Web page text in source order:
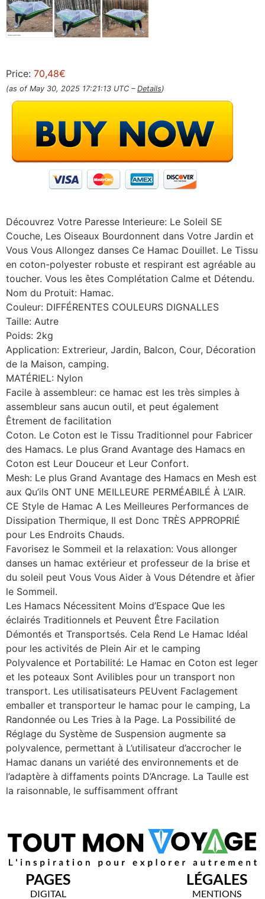
Price: 70,48€
(as of May 30, 2025 17:21:13 UTC – Details)
Découvrez Votre Paresse Interieure: Le Soleil SE
Couche, Les Oiseaux Bourdonnent dans Votre Jardin et
Vous Vous Allongez danses Ce Hamac Douillet. Le Tissu
en coton-polyester robuste et respirant est agréable au
toucher. Vous les êtes Complétation Calme et Détendu.
Nom du Protuit: Hamac.
Couleur: DIFFÉRENTES COULEURS DIGNALLES
Taille: Autre
Poids: 2kg
Application: Extrerieur, Jardin, Balcon, Cour, Décoration
de la Maison, camping.
MATÉRIEL: Nylon
Facile à assembleur: ce hamac est les très simples à
assembleur sans aucun outil, et peut également
Êtrement de facilitation
Coton. Le Coton est le Tissu Traditionnel pour Fabricer
des Hamacs. Le plus Grand Avantage des Hamacs en
Coton est Leur Douceur et Leur Confort.
Mesh: Le plus Grand Avantage des Hamacs en Mesh est
aux Qu’ils ONT UNE MEILLEURE PERMÉABILÉ À L’AIR.
CE Style de Hamac A Les Meilleures Performances de
Dissipation Thermique, Il est Donc TRÈS APPROPRIÉ
pour Les Endroits Chauds.
Favorisez le Sommeil et la relaxation: Vous allonger
danses un hamac extérieur et professeur de la brise et
du soleil peut Vous Vous Aider à Vous Détendre et àfier
le Sommeil.
Les Hamacs Nécessitent Moins d’Espace Que les
éclairés Traditionnels et Peuvent Être Facilation
Démontés et Transportsés. Cela Rend Le Hamac Idéal
pour les activités de Plein Air et le camping
Polyvalence et Portabilité: Le Hamac en Coton est leger
et les poteaux Sont Avilibles pour un transport non
transport. Les utilisatisateurs PEUvent Faclagement
emballer et transporteur le hamac pour le camping, La
Randonnée ou Les Tries à la Page. La Possibilité de
Réglage du Système de Suspension augmente sa
polyvalence, permettant à L’utilisateur d’accrocher le
Hamac danans un variété des environnements et de
l’adaptère à diffaments points D’Ancrage. La Taulle est
la raisonnable, le suffisamment offrant
PAGES
DIGITAL
LÉGALES
MENTIONS